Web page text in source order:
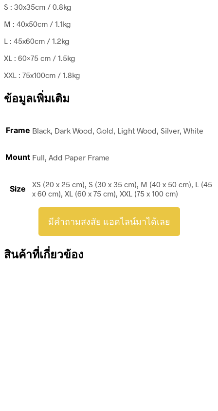
S : 30x35cm / 0.8kg
M : 40x50cm / 1.1kg
L : 45x60cm / 1.2kg
XL : 60×75 cm / 1.5kg
XXL : 75x100cm / 1.8kg
ข้อมูลเพิ่มเติม
Frame Black, Dark Wood, Gold, Light Wood, Silver, White
Mount Full, Add Paper Frame
Size
XS (20 x 25 cm), S (30 x 35 cm), M (40 x 50 cm), L (45
x 60 cm), XL (60 x 75 cm), XXL (75 x 100 cm)
มีคำถามสงสัย แอดไลน์มาได้เลย
สินค้าที่เกี่ยวข้อง